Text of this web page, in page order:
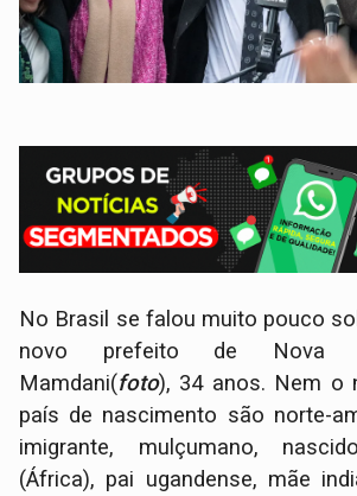
No Brasil se falou muito pouco
novo prefeito de Nova
Mamdani(foto), 34 anos. Nem o
país de nascimento são norte-
imigrante, mulçumano,
(África), pai ugandense, mãe